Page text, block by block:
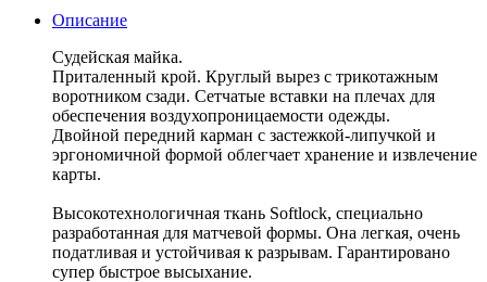
Описание
Судейская майка.
Приталенный крой. Круглый вырез с трикотажным
воротником сзади. Сетчатые вставки на плечах для
обеспечения воздухопроницаемости одежды.
Двойной передний карман с застежкой-липучкой и
эргономичной формой облегчает хранение и извлечение
карты.
Высокотехнологичная ткань Softlock, специально
разработанная для матчевой формы. Она легкая, очень
податливая и устойчивая к разрывам. Гарантировано
супер быстрое высыхание.